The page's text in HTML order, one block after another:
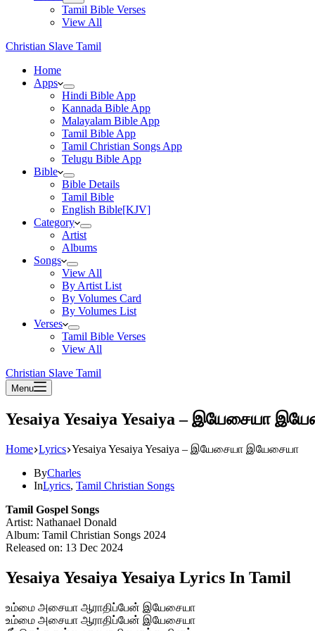
Tamil Bible Verses
View All
Christian Slave Tamil
Home
Apps
Hindi Bible App
Kannada Bible App
Malayalam Bible App
Tamil Bible App
Tamil Christian Songs App
Telugu Bible App
Bible
Bible Details
Tamil Bible
English Bible[KJV]
Category
Artist
Albums
Songs
View All
By Artist List
By Volumes Card
By Volumes List
Verses
Tamil Bible Verses
View All
Christian Slave Tamil
Menu
Yesaiya Yesaiya Yesaiya – இயேசையா
Home Lyrics Yesaiya Yesaiya Yesaiya – இயேசையா இயேசையா
ByCharles
InLyrics, Tamil Christian Songs
Tamil Gospel Songs
Artist: Nathanael Donald
Album: Tamil Christian Songs 2024
Released on: 13 Dec 2024
Yesaiya Yesaiya Yesaiya Lyrics In Tamil
உம்மை அசையா ஆராதிப்பேன் இயேசையா
உம்மை அசையா ஆராதிப்பேன் இயேசையா